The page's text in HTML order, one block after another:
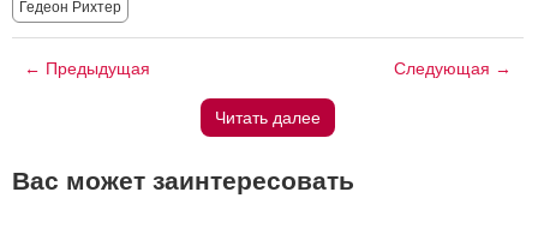
Гедеон Рихтер
← Предыдущая Следующая →
Читать далее
Вас может заинтересовать